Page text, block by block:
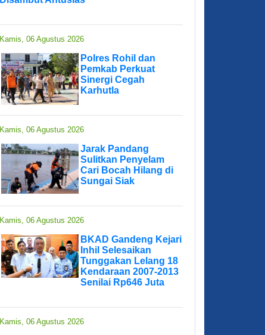
Kamis, 06 Agustus 2026
Polres Rohil dan
Pemkab Perkuat
Sinergi Cegah
Karhutla
Kamis, 06 Agustus 2026
Jarak Pandang
Sulitkan Penyelam
Cari Bocah Hilang di
Sungai Siak
Kamis, 06 Agustus 2026
BKAD Gandeng Kejari
Inhil Selesaikan
Tunggakan Lelang 18
Kendaraan 2007-2013
Senilai Rp646 Juta
Kamis, 06 Agustus 2026